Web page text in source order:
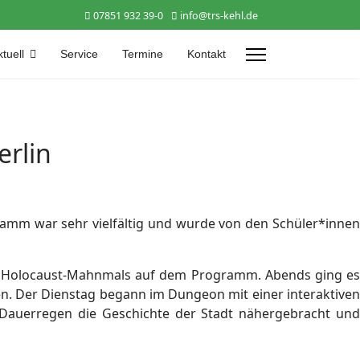
07851 932 39-0 info@trs-kehl.de
Service Termine Kontakt
war sehr vielfältig und wurde von den Schüler*innen
Mahnmals auf dem Programm. Abends ging es
Der Dienstag begann im Dungeon mit einer interaktiven
die Geschichte der Stadt nähergebracht und